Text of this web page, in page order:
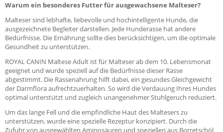
Warum ein besonderes Futter für ausgewachsene Malteser?
Malteser sind lebhafte, liebevolle und hochintelligente Hunde, die
ausgezeichnete Begleiter darstellen. Jede Hunderasse hat andere
Bedürfnisse. Die Ernährung sollte dies berücksichtigen, um die optimale
Gesundheit zu unterstützen.
ROYAL CANIN Maltese Adult ist für Malteser ab dem 10. Lebensmonat
geeignet und wurde speziell auf die Bedürfnisse dieser Rasse
abgestimmt. Die Rassenahrung hilft dabei, ein gesundes Gleichgewicht
der Darmflora aufrechtzuerhalten. So wird die Verdauung Ihres Hundes
optimal unterstützt und zugleich unangenehmer Stuhlgeruch reduziert.
Um das lange Fell und die empfindliche Haut des Maltesers zu
unterstützen, wurde eine spezielle Rezeptur konzipiert. Durch die
Zufuhr von ausgewählten Aminosäuren und speziellen aus Borretschöl